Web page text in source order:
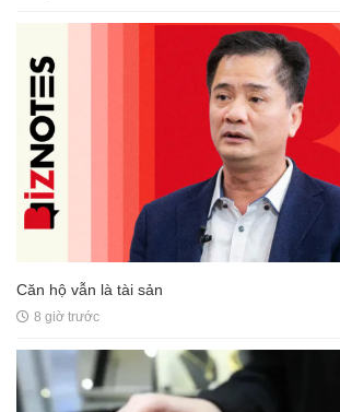
Căn hộ vẫn là tài sản
8 giờ trước